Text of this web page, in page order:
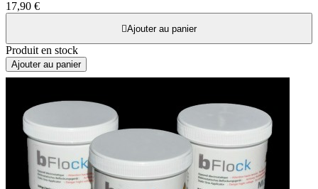
17,90 €
Ajouter au panier
Produit en stock
Ajouter au panier